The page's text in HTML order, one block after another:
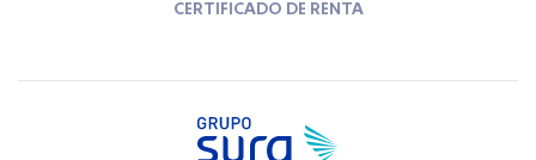
CERTIFICADO DE RENTA